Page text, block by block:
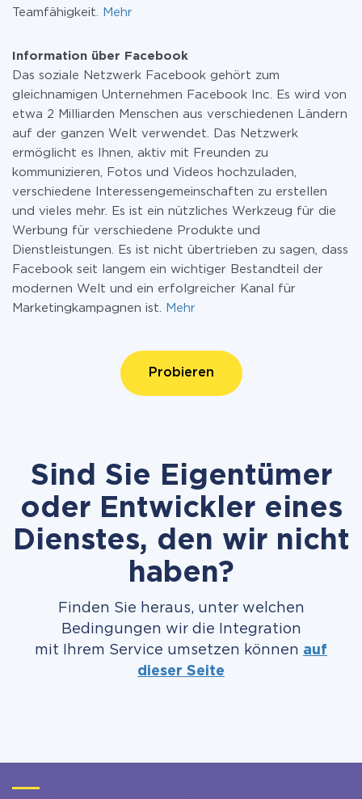
Teamfähigkeit.
Mehr
Information über Facebook
Das soziale Netzwerk Facebook gehört zum
gleichnamigen Unternehmen Facebook Inc. Es wird von
etwa 2 Milliarden Menschen aus verschiedenen Ländern
auf der ganzen Welt verwendet. Das Netzwerk
ermöglicht es Ihnen, aktiv mit Freunden zu
kommunizieren, Fotos und Videos hochzuladen,
verschiedene Interessengemeinschaften zu erstellen
und vieles mehr. Es ist ein nützliches Werkzeug für die
Werbung für verschiedene Produkte und
Dienstleistungen. Es ist nicht übertrieben zu sagen, dass
Facebook seit langem ein wichtiger Bestandteil der
modernen Welt und ein erfolgreicher Kanal für
Marketingkampagnen ist.
Mehr
Probieren
Sind Sie Eigentümer
oder Entwickler eines
Dienstes, den wir nicht
haben?
Finden Sie heraus, unter welchen
Bedingungen wir die Integration
mit Ihrem Service umsetzen können auf
dieser Seite